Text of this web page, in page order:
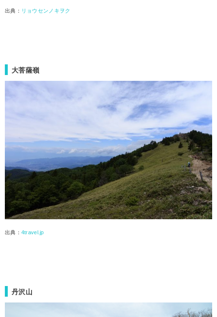
出典： リョウセンノキヲク
大菩薩嶺
出典： 4travel.jp
丹沢山